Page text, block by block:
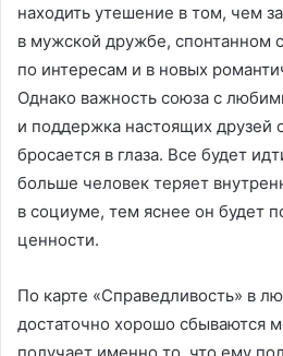
находить утешение в том, чем
в мужской дружбе, спонтанном
по интересам и в новых
Однако важность союза с
и поддержка настоящих друзей
бросается в глаза. Все будет
больше человек теряет
в социуме, тем яснее он будет
ценности.
По карте «Справедливость» в
достаточно хорошо сбываются
получает именно то, что ему